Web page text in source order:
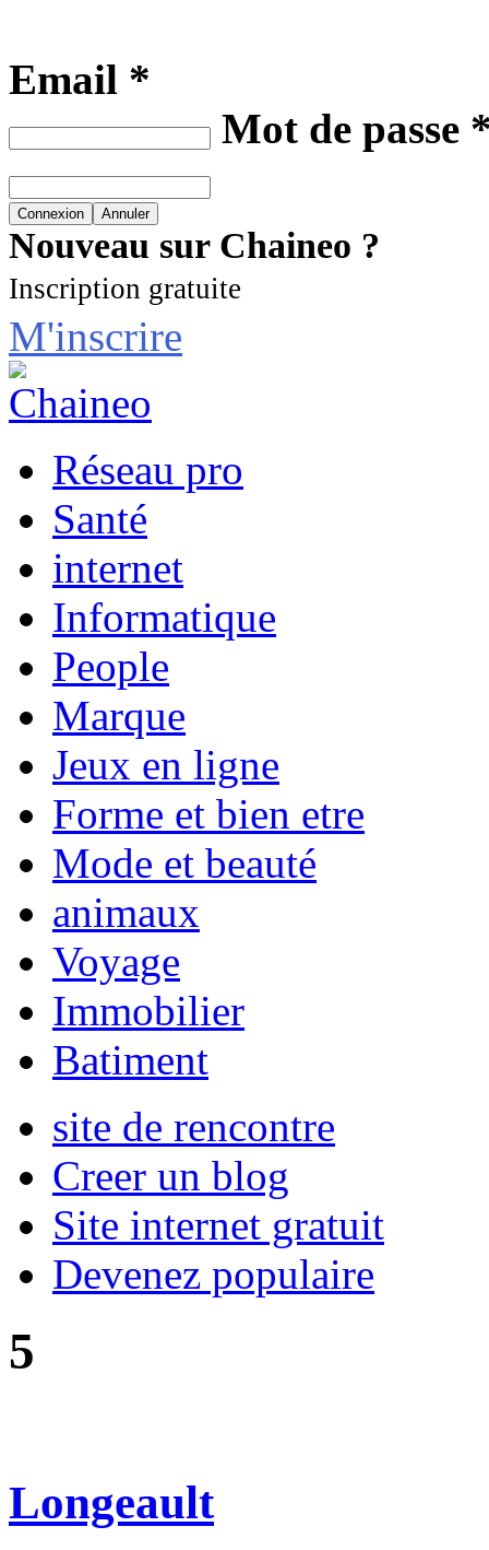
Email *
Mot de passe
Nouveau sur Chaineo ?
Inscription gratuite
M'inscrire
Réseau pro
Santé
internet
Informatique
People
Marque
Jeux en ligne
Forme et bien etre
Mode et beauté
animaux
Voyage
Immobilier
Batiment
site de rencontre
Creer un blog
Site internet gratuit
Devenez populaire
5
Longeault